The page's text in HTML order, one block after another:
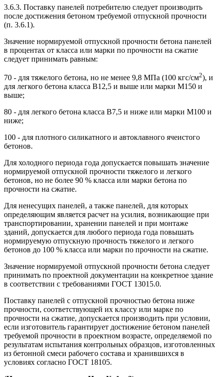
3.6.3. Поставку панелей потребителю следует производить
после достижения бетоном требуемой отпускной прочности
(п. 3.6.1).
Значение нормируемой отпускной прочности бетона панелей
в процентах от класса или марки по прочности на сжатие
следует принимать равным:
70 - для тяжелого бетона, но не менее 9,8 МПа (100 кгс/см2), и
для легкого бетона класса В12,5 и выше или марки М150 и
выше;
80 - для легкого бетона класса В7,5 и ниже или марки М100 и
ниже;
100 - для плотного силикатного и автоклавного ячеистого
бетонов.
Для холодного периода года допускается повышать значение
нормируемой отпускной прочности тяжелого и легкого
бетонов, но не более 90 % класса или марки бетона по
прочности на сжатие.
Для ненесущих панелей, а также панелей, для которых
определяющим является расчет на усилия, возникающие при
транспортировании, хранении панелей и при монтаже
зданий, допускается для любого периода года повышать
нормируемую отпускную прочность тяжелого и легкого
бетонов до 100 % класса или марки по прочности на сжатие.
Значение нормируемой отпускной прочности бетона следует
принимать по проектной документации на конкретное здание
в соответствии с требованиями ГОСТ 13015.0.
Поставку панелей с отпускной прочностью бетона ниже
прочности, соответствующей их классу или марке по
прочности на сжатие, допускается производить при условии,
если изготовитель гарантирует достижение бетоном панелей
требуемой прочности в проектном возрасте, определяемой по
результатам испытания контрольных образцов, изготовленных
из бетонной смеси рабочего состава и хранившихся в
условиях согласно ГОСТ 18105.